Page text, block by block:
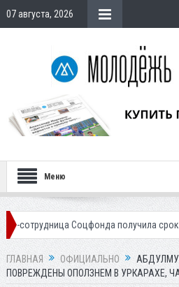
07 августа, 2026
Меню
Соцфонда получила срок за обман
ГЛАВНАЯ ОФИЦИАЛЬНО
ПОВРЕЖДЕНЫ ОПОЛЗНЕМ В УРКАРАХЕ,